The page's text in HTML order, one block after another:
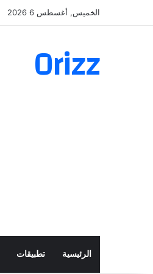
الخميس, أغسطس 6 2026
Orizz
الرئيسية تطبيقات